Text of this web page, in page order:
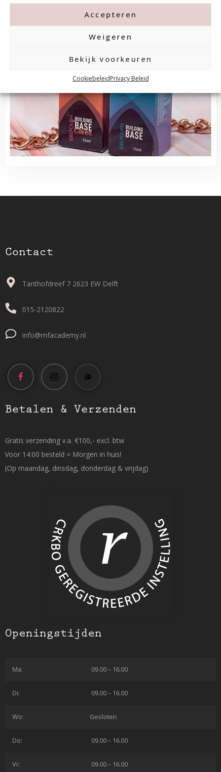
Accepteren
Weigeren
Bekijk voorkeuren
CookiebeleidPrivacy Beleid
Contact
Tanthofdreef 7 2623 EW Delft
015-2120822
info@mfacademy.nl
Betalen & Verzenden
Gratis verzending v.a. €100,- excl. btw
Voor 14:00 besteld = Morgen in huis!
(Op maandag, dinsdag, donderdag & vrijdag)
Openingstijden
Ma: 09.00 – 16.00
Di: 09.00 – 16.00
Wo: Gesloten
Do: 09.00 – 16.00
Vr: 09.00 – 16.00